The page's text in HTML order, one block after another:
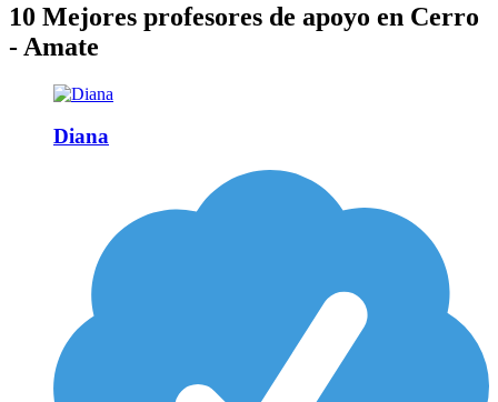
10 Mejores profesores de apoyo en Cerro
- Amate
Diana